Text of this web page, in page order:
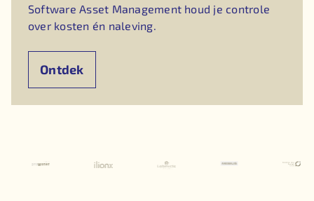
Software Asset Management houd je controle
over kosten én naleving.
Ontdek